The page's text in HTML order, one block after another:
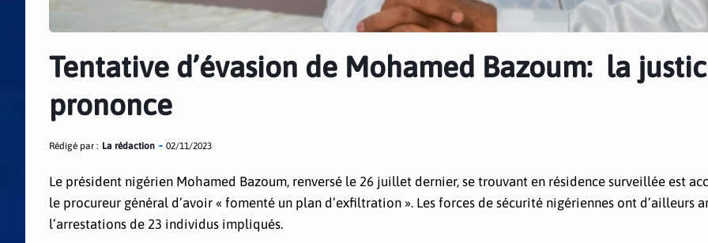
Tentative d’évasion de Mohamed Bazoum: la
prononce
Rédigé par : La rédaction 02/11/2023
Le président nigérien Mohamed Bazoum, renversé le 26 juillet dernier, se trouvant en résidence surveillée est
le procureur général d’avoir « fomenté un plan d’exfiltration ». Les forces de sécurité nigériennes ont d’ailleurs
l’arrestations de 23 individus impliqués.